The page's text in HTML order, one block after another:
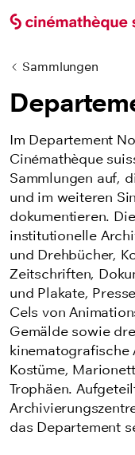
Sammlungen
Im Departement
Cinémathèque
Sammlungen auf,
und im weiteren
dokumentieren.
institutionelle
und Drehbücher,
Zeitschriften,
und Plakate,
Cels von
Gemälde sowie
kinematografische
Kostüme,
Trophäen.
das Departement